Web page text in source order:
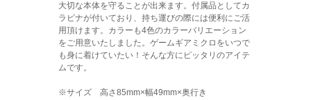
大切な本体を守ることが出来ます。付属品としてカ
ラビナが付いており、持ち運びの際には便利にご活
用頂けます。カラーも4色のカラーバリエーション
をご用意いたしました。ゲームギアミクロをいつで
も身に着けていたい！そんな方にピッタリのアイテ
ムです。
※サイズ 高さ85mm×幅49mm×奥行き